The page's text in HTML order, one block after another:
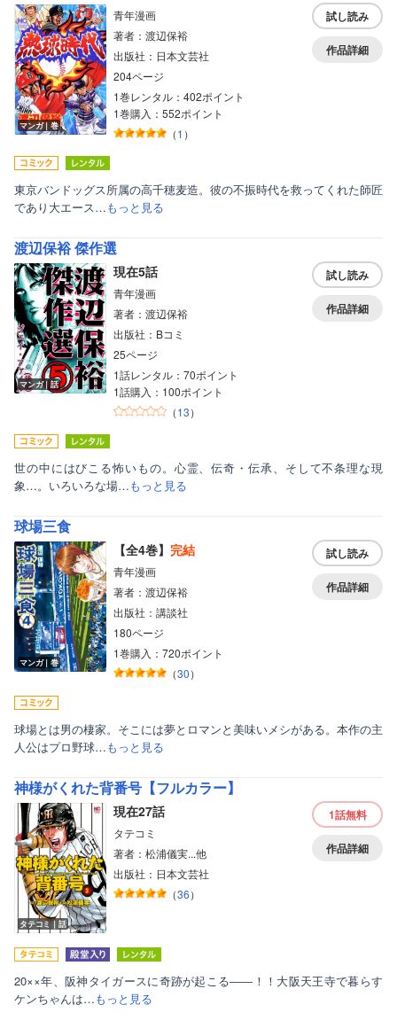
マンガ｜巻
青年漫画
著者：渡辺保裕
出版社：日本文芸社
204ページ
1巻レンタル：402ポイント
1巻購入：552ポイント
（1 ）
試し読み
作品詳細
東京バンドッグス所属の高千穂麦造。彼の不振時代を救ってくれた師匠
であり大エース…もっと見る
渡辺保裕 傑作選
マンガ｜話
現在5話
青年漫画
著者：渡辺保裕
出版社：Bコミ
25ページ
1話レンタル：70ポイント
1話購入：100ポイント
（13）
試し読み
作品詳細
世の中にはびこる怖いもの。心霊、伝奇・伝承、そして不条理な現
象…。いろいろな場…もっと見る
球場三食
マンガ｜巻
【全4巻】 完結
青年漫画
著者：渡辺保裕
出版社：講談社
180ページ
1巻購入：720ポイント
（30）
試し読み
作品詳細
球場とは男の棲家。そこには夢とロマンと美味いメシがある。本作の主
人公はプロ野球…もっと見る
神様がくれた背番号【フルカラー】
タテコミ｜話
現在27話
タテコミ
著者：松浦儀実...他
出版社：日本文芸社
（36）
1話無料
作品詳細
20××年、阪神タイガースに奇跡が起こる――！！大阪天王寺で暮らす
ケンちゃんは…もっと見る
ボーイズラブ
ティーンズラブ
美女・美少女
女性写真集